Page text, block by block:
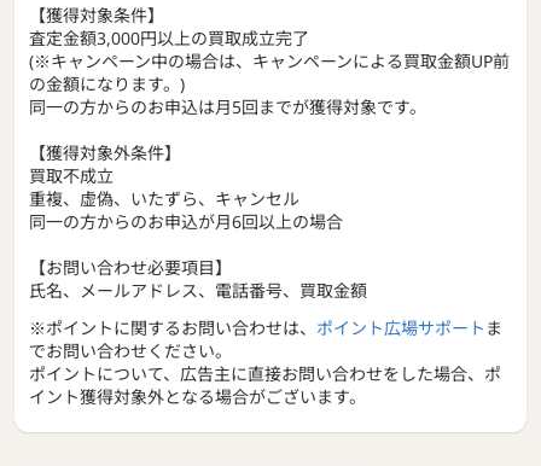
■『宅配買取』ご利用のメリット
・高価買取
・送料無料
・当日集荷
・迅速入金
買取累計利用者170万人突破！！
実店舗を持たず店舗の運営コストがかからない分、高く買取
いたします！
※サイト上の「ナンバーワン」表記はネットオフ調べ
【獲得対象条件】
査定金額3,000円以上の買取成立完了
(※キャンペーン中の場合は、キャンペーンによる買取金額UP前
の金額になります。)
同一の方からのお申込は月5回までが獲得対象です。
【獲得対象外条件】
買取不成立
重複、虚偽、いたずら、キャンセル
同一の方からのお申込が月6回以上の場合
【お問い合わせ必要項目】
氏名、メールアドレス、電話番号、買取金額
※ポイントに関するお問い合わせは、 ポイント広場サポート ま
でお問い合わせください。
ポイントについて、広告主に直接お問い合わせをした場合、ポ
イント獲得対象外となる場合がございます。